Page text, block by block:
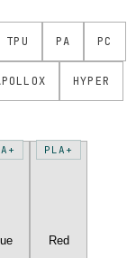
TPU PA PC
HYPER
PLA+
Red